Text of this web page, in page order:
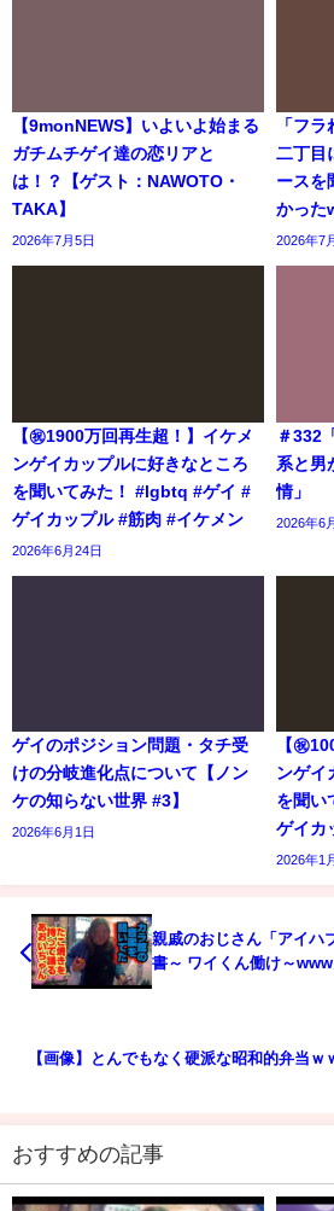
【9monNEWS】いよいよ始まる
ガチムチゲイ達の恋リアと
は！？【ゲスト：NAWOTO・
TAKA】
2026年7月5日
「フ
二丁目
ースを
かった
2026年7
【㊗️1900万回再生超！】イケメ
ンゲイカップルに好きなところ
を聞いてみた！ #lgbtq #ゲイ #
ゲイカップル #筋肉 #イケメン
2026年6月24日
＃332
系と男
情」
2026年6
ゲイのポジション問題・タチ受
けの分岐進化点について【ノン
ケの知らない世界 #3】
2026年6月1日
【㊗️
ンゲイ
を聞い
ゲイカ
2026年1
親戚のおじさん「アイハ
書～ ワイくん働け～
【画像】とんでもなく硬派な昭和的弁当ｗ
おすすめの記事